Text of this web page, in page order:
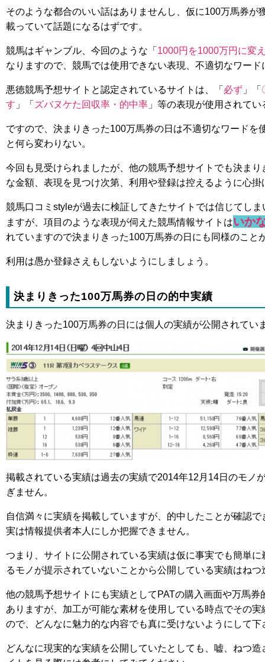
そのような都合のいい話はありませんし、仮に100万馬券が
載っていて話題になるはずです。
競馬はギャンブル、今回のような「 1000円を1000万円に変
なりますので、競馬では使用できない表現、不適切なワード
悪徳競馬予想サイトと認定されているサイトは、「 必ず 」「
す 」「 ズバヌケた回収率・的中率 」等の表現が使用されて
ですので、決まりきった100万馬券の日は不適切なワードを
と何ら変わりない。
今回も見受けられましたが、他の競馬予想サイトでも決ま
な金額、表現を見つけ次第、利用や登録は控えるように心掛
競馬口コミstyleが過去に検証してきたサイトでは信じてし
ますが、項目のような表現が伺えた競馬情報サイトはいか
れていますので決まりきった100万馬券の日にも同様のこと
利用は愚か登録さえもしないようにしましょう。
決まりきった100万馬券の日の的中実績
決まりきった100万馬券の日には個人の実績が公開されてい
掲載されている実績は過去の実績で2014年12月14日のモノ
ぎません。
自信満々に実績を掲載していますが、的中したことが確認
実は情報提供者本人にしか把握できません。
つまり、サイトに公開されている実績は仮に事実でも簡単
るモノが提示されていないことから公開している実績はね
他の競馬予想サイトにも実績としてPATの購入画面や万馬
ありますが、加工が可能な素材を使用している時点でその
ので、どんなに魅力的な内容でも真に受けないようにして下
どんなに現実的な実績を公開していたとしても、嘘、ねつ